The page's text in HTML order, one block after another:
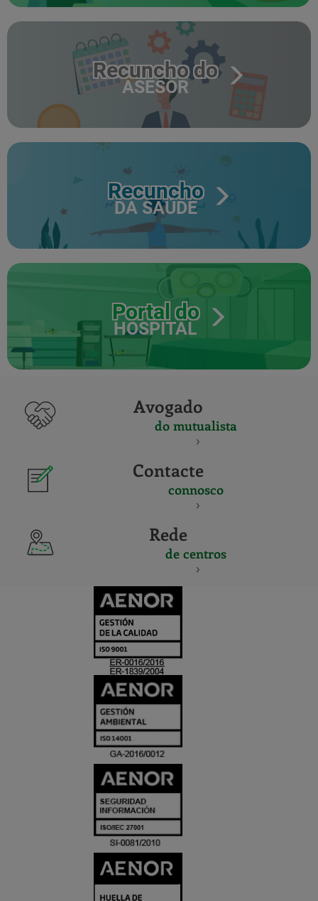
Recuncho do
ASESOR
Recuncho
DA SAÚDE
Portal do
HOSPITAL
Avogado
do mutualista
Contacte
connosco
Rede
de centros